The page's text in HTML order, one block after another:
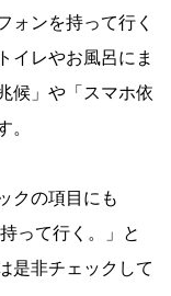
ォンを持って行く
イレやお風呂にま
候」や「スマホ依
。
クの項目にも
って行く。」と
是非チェックして